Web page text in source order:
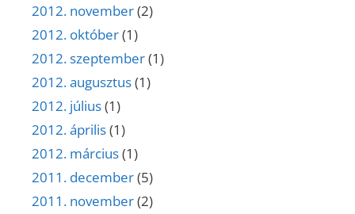
2012. november(2)
2012. október(1)
2012. szeptember(1)
2012. augusztus(1)
2012. július(1)
2012. április(1)
2012. március(1)
2011. december(5)
2011. november(2)